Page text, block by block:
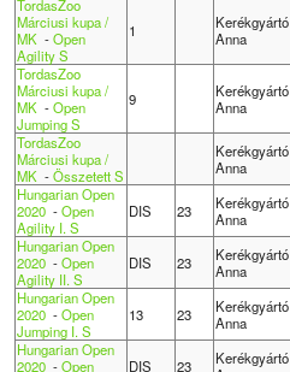
TordasZoo
Márciusi kupa /
MK -Open
Agility S
1
Kerékgyártó
Anna
TordasZoo
Márciusi kupa /
MK -Open
Jumping S
9
Kerékgyártó
Anna
TordasZoo
Márciusi kupa /
MK -Összetett S
Kerékgyártó
Anna
Hungarian Open
2020-Open
Agility I. S
DIS 23
Kerékgyártó
Anna
Hungarian Open
2020-Open
Agility II. S
DIS 23
Kerékgyártó
Anna
Hungarian Open
2020-Open
Jumping I. S
13 23
Kerékgyártó
Anna
Hungarian Open
2020-Open
DIS 23
Kerékgyártó